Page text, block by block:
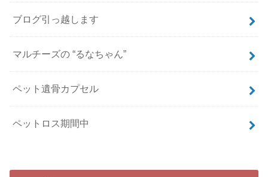
ブログ引っ越します
マルチーズの “るなちゃん”
ペット遺骨カプセル
ペットロス期間中